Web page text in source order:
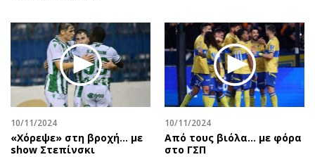
10/11/2024
«Χόρεψε» στη βροχή… με
show Στεπίνσκι
10/11/2024
Από τους βιόλα... με φόρα
στο ΓΣΠ